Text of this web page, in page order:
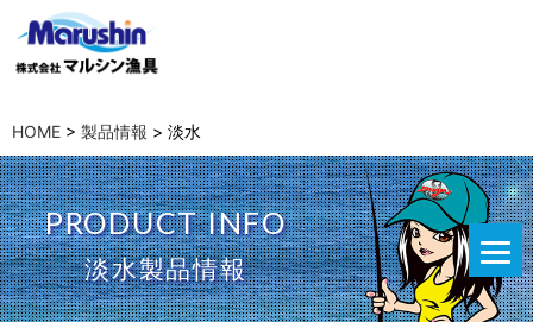
HOME > 製品情報 > 淡水
PRODUCT INFO
淡水製品情報